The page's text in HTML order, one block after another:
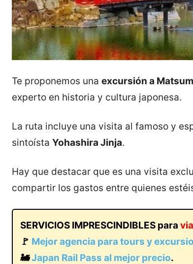
Te proponemos una excursión a
experto en historia y cultura japonesa.
La ruta incluye una visita al famoso y
sintoísta Yohashira Jinja.
Hay que destacar que es una visita
compartir los gastos entre quienes
SERVICIOS IMPRESCINDIBLES para
🚩 Mejor agencia para tours y
🚂Japan Rail Pass al mejor precio.